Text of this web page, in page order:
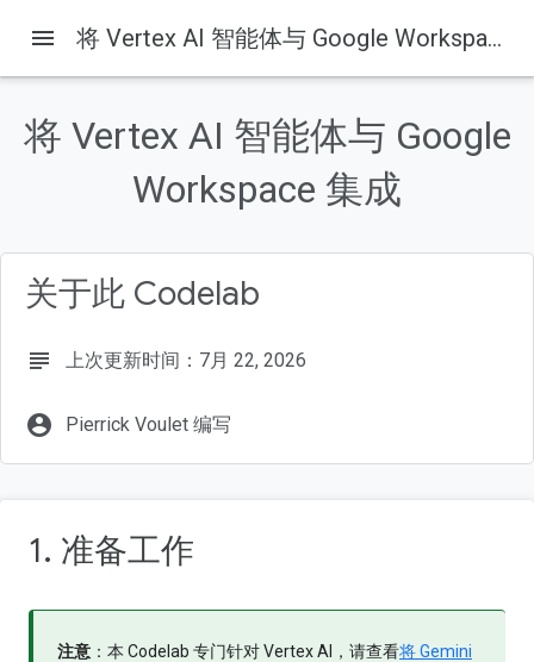
什么是 Vertex AI？
什么是 Google Workspace？
哪些类型的自定义集成？
menu 将 Vertex AI 智能体与 Google Workspace 集成
将 Vertex AI 智能体与 Google
Workspace 集成
关于此 Codelab
subject 上次更新时间：7月 22, 2026
account_circle Pierrick Voulet 编写
1. 准备工作
注意 ：本 Codelab 专门针对 Vertex AI，请查看将 Gemini